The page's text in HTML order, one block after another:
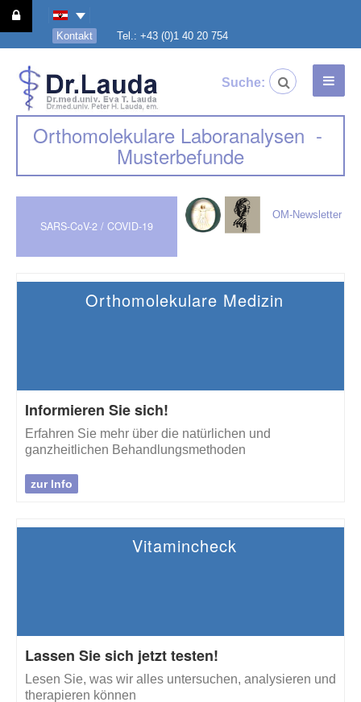
Kontakt Tel.: +43 (0)1 40 20 754
Suche:
Orthomolekulare Laboranalysen -
Musterbefunde
SARS-CoV-2 / COVID-19
OM-Newsletter
Orthomolekulare Medizin
Informieren Sie sich!
Erfahren Sie mehr über die natürlichen und
ganzheitlichen Behandlungsmethoden
zur Info
Vitamincheck
Lassen Sie sich jetzt testen!
Lesen Sie, was wir alles untersuchen, analysieren und
therapieren können